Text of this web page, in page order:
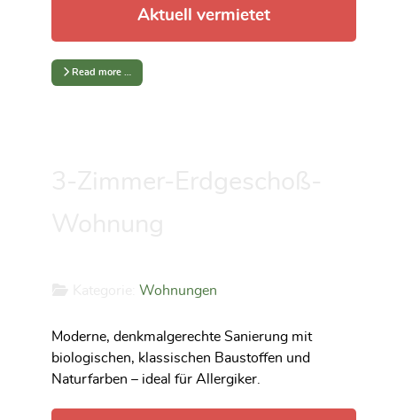
Aktuell vermietet
Read more …
Wohnungen
Moderne, denkmalgerechte Sanierung mit
biologischen, klassischen Baustoffen und
Naturfarben – ideal für Allergiker.